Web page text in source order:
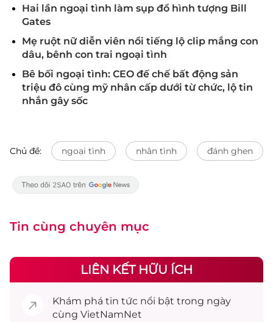
Hai lần ngoại tình làm sụp đổ hình tượng Bill
Gates
Mẹ ruột nữ diễn viên nổi tiếng lộ clip mắng con
dâu, bênh con trai ngoại tình
Bê bối ngoại tình: CEO đế chế bất động sản
triệu đô cùng mỹ nhân cấp dưới từ chức, lộ tin
nhắn gây sốc
Chủ đề: ngoại tình nhân tình đánh ghen
Tin cùng chuyên mục
LIÊN KẾT HỮU ÍCH
Khám phá tin tức nổi bật trong ngày
cùng VietNamNet